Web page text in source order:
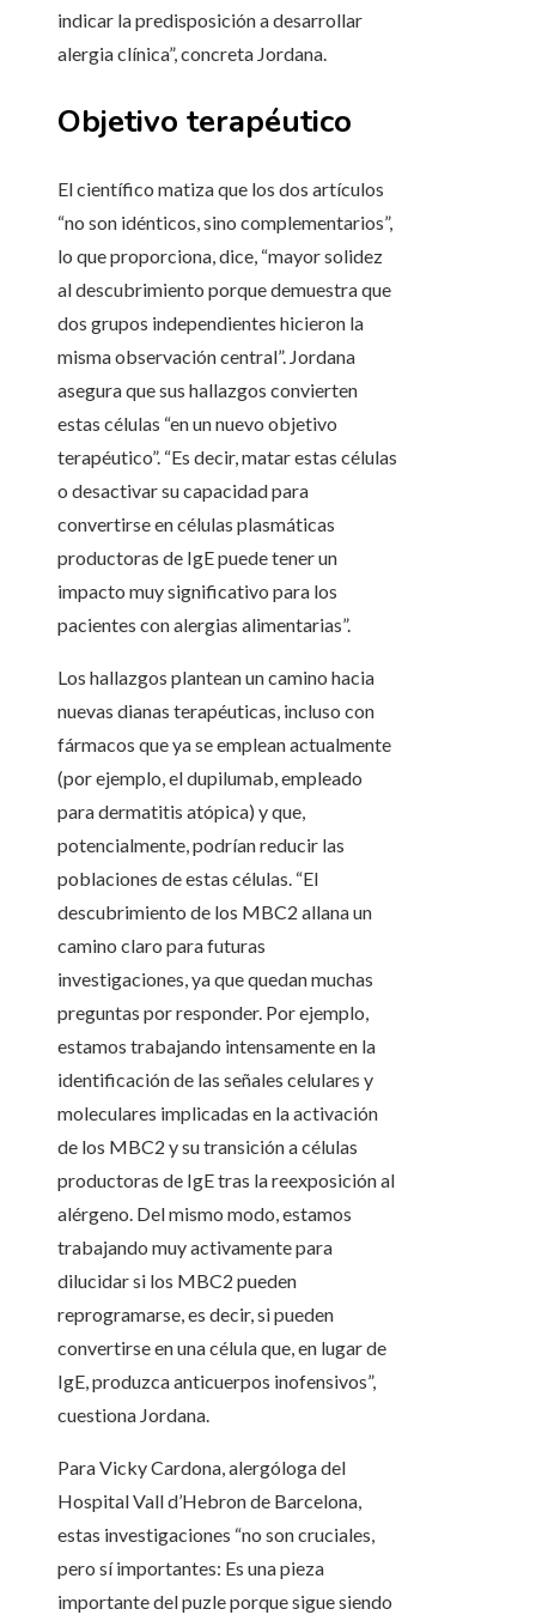
indicar la predisposición a desarrollar
alergia clínica”, concreta Jordana.
Objetivo terapéutico
El científico matiza que los dos artículos
“no son idénticos, sino complementarios”,
lo que proporciona, dice, “mayor solidez
al descubrimiento porque demuestra que
dos grupos independientes hicieron la
misma observación central”. Jordana
asegura que sus hallazgos convierten
estas células “en un nuevo objetivo
terapéutico”. “Es decir, matar estas células
o desactivar su capacidad para
convertirse en células plasmáticas
productoras de IgE puede tener un
impacto muy significativo para los
pacientes con alergias alimentarias”.
Los hallazgos plantean un camino hacia
nuevas dianas terapéuticas, incluso con
fármacos que ya se emplean actualmente
(por ejemplo, el dupilumab, empleado
para dermatitis atópica) y que,
potencialmente, podrían reducir las
poblaciones de estas células. “El
descubrimiento de los MBC2 allana un
camino claro para futuras
investigaciones, ya que quedan muchas
preguntas por responder. Por ejemplo,
estamos trabajando intensamente en la
identificación de las señales celulares y
moleculares implicadas en la activación
de los MBC2 y su transición a células
productoras de IgE tras la reexposición al
alérgeno. Del mismo modo, estamos
trabajando muy activamente para
dilucidar si los MBC2 pueden
reprogramarse, es decir, si pueden
convertirse en una célula que, en lugar de
IgE, produzca anticuerpos inofensivos”,
cuestiona Jordana.
Para Vicky Cardona, alergóloga del
Hospital Vall d’Hebron de Barcelona,
estas investigaciones “no son cruciales,
pero sí importantes: Es una pieza
importante del puzle porque sigue siendo